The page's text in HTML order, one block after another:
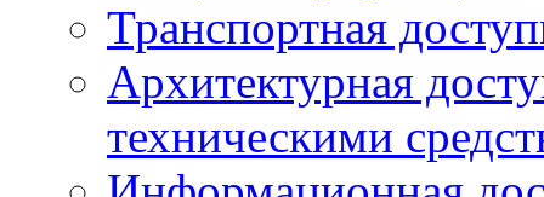
Транспортная
Архитектурная
техническими